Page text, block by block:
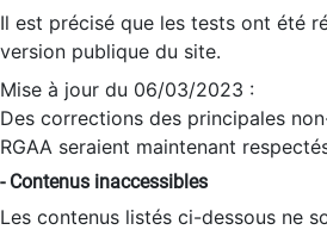
Il est précisé que les tests ont été
version publique du site.
Mise à jour du 06/03/2023 :
Des corrections des principales
RGAA seraient maintenant
- Contenus inaccessibles
Les contenus listés ci-dessous ne